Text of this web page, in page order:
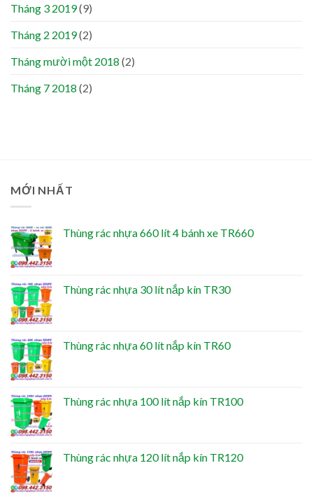
Tháng 3 2019(9)
Tháng 2 2019(2)
Tháng mười một 2018 (2)
Tháng 7 2018 (2)
MỚI NHẤT
Thùng rác nhựa 660 lít 4 bánh xe TR660
Thùng rác nhựa 30 lít nắp kín TR30
Thùng rác nhựa 60 lít nắp kín TR60
Thùng rác nhựa 100 lít nắp kín TR100
Thùng rác nhựa 120 lít nắp kín TR120